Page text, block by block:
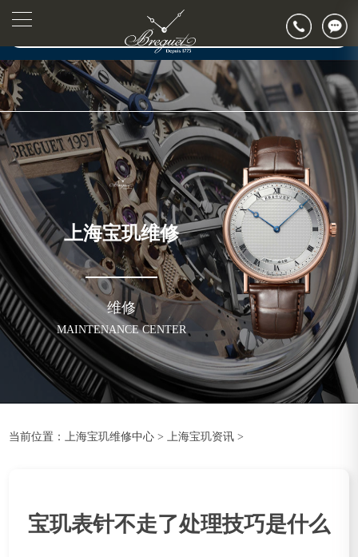
▲
▼
上海宝玑维修
维修
MAINTENANCE CENTER
当前位置： 上海宝玑维修中心 > 上海宝玑资讯 >
宝玑表针不走了处理技巧是什么